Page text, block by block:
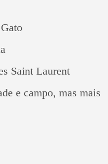
Gato
Saint Laurent
e campo, mas mais